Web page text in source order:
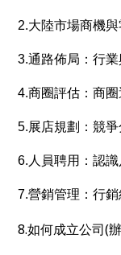
2.大陸市場商機
3.通路佈局：行
4.商圈評估：商
5.展店規劃：競
6.人員聘用：認
7.營銷管理：行
8.如何成立公司(